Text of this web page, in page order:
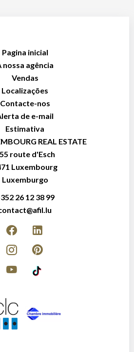
Pagina inicial
nossa agência
Vendas
Localizações
Contacte-nos
de e-mail
Estimativa
REAL ESTATE
route d'Esch
Luxembourg
Luxemburgo
26 12 38 99